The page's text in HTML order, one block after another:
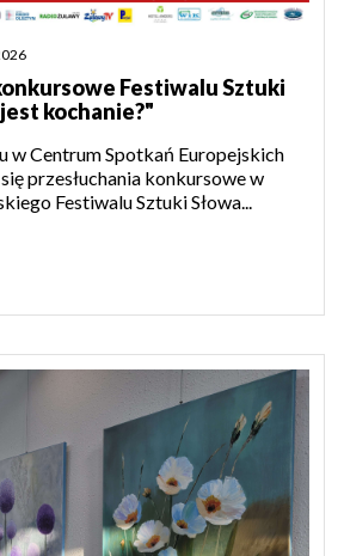
Festiwalu Sztuki
jest kochanie?"
w Centrum Spotkań Europejskich
przesłuchania konkursowe w
Festiwalu Sztuki Słowa...